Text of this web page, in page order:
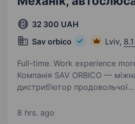
32 300 UAH
Sav orbico
Lviv,
Full-time. Work experience
Компанія SAV ORBICO —
дистриб’ютор продовольчої
та світових виробників. У
8 hrs. ago